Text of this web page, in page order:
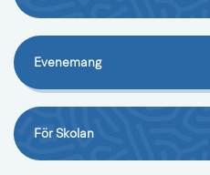
Evenemang
För Skolan